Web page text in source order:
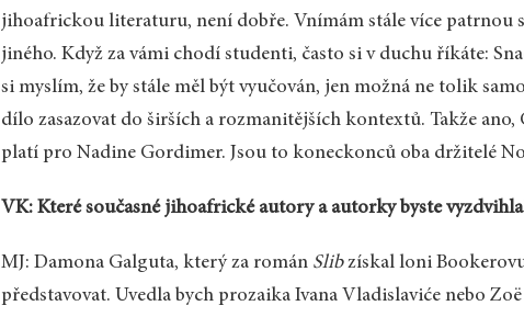
jihoafrickou literaturu, není dobře. Vnímám stále více patrnou
jiného. Když za vámi chodí studenti, často si v duchu říkáte:
si myslím, že by stále měl být vyučován, jen možná ne tolik
dílo zasazovat do širších a rozmanitějších kontextů. Takže ano,
platí pro Nadine Gordimer. Jsou to koneckonců oba držitelé
VK: Které současné jihoafrické autory a autorky byste
MJ: Damona Galguta, který za román Slibzískal loni
představovat. Uvedla bych prozaika Ivana Vladislaviće nebo